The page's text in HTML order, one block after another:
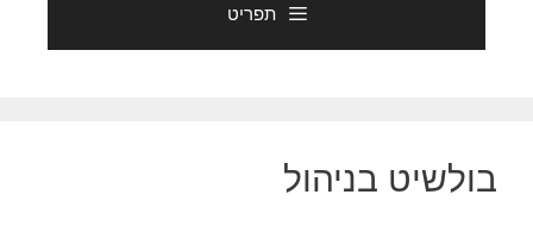
תפריט
בולשיט בניהול